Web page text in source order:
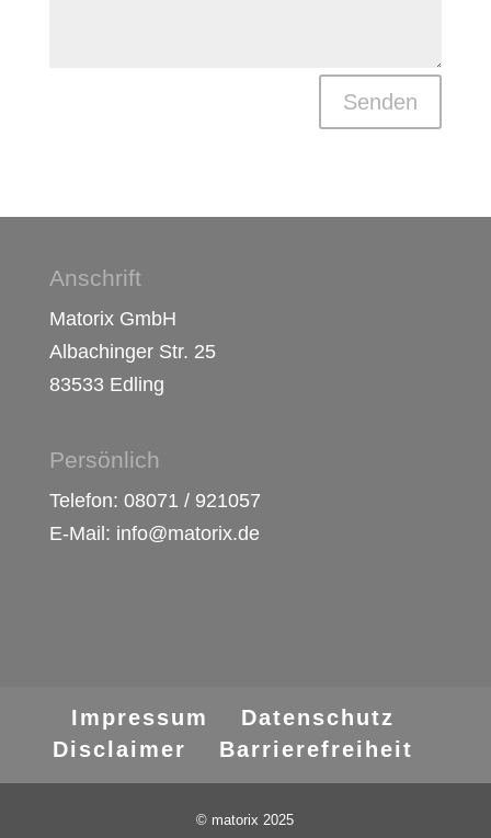
Senden
Anschrift
Matorix GmbH
Albachinger Str. 25
83533 Edling
Persönlich
Telefon: 08071 / 921057
E-Mail: info@matorix.de
Impressum
Datenschutz
Disclaimer
Barrierefreiheit
© matorix 2025